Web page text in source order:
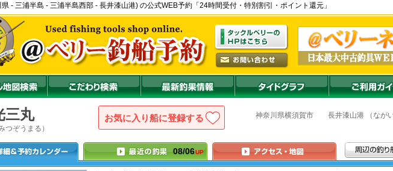
- 三浦半島 - 三浦半島西部 - 長井漆山港) の公式WEB予約「24時間受付・特別割引・ポイント還元」
三丸
みつぞうまる）
お気に入り船に登録 神奈川県横須賀市 長井漆山港 （なが
08/06UP